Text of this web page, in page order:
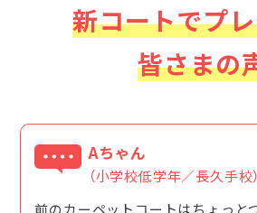
新コートでプ
皆さまの
Aちゃん
（小学校低学年／長久手校）